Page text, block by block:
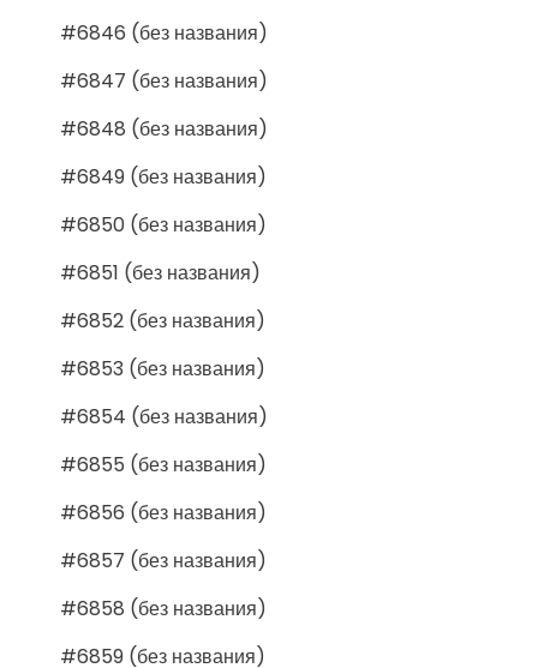
#6846 (без названия)
#6847 (без названия)
#6848 (без названия)
#6849 (без названия)
#6850 (без названия)
#6851 (без названия)
#6852 (без названия)
#6853 (без названия)
#6854 (без названия)
#6855 (без названия)
#6856 (без названия)
#6857 (без названия)
#6858 (без названия)
#6859 (без названия)